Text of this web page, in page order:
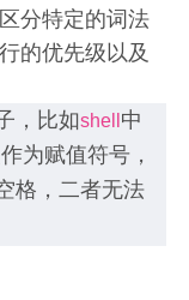
分特定的词法
的优先级以及
，比如shell 中
为赋值符号，
格，二者无法